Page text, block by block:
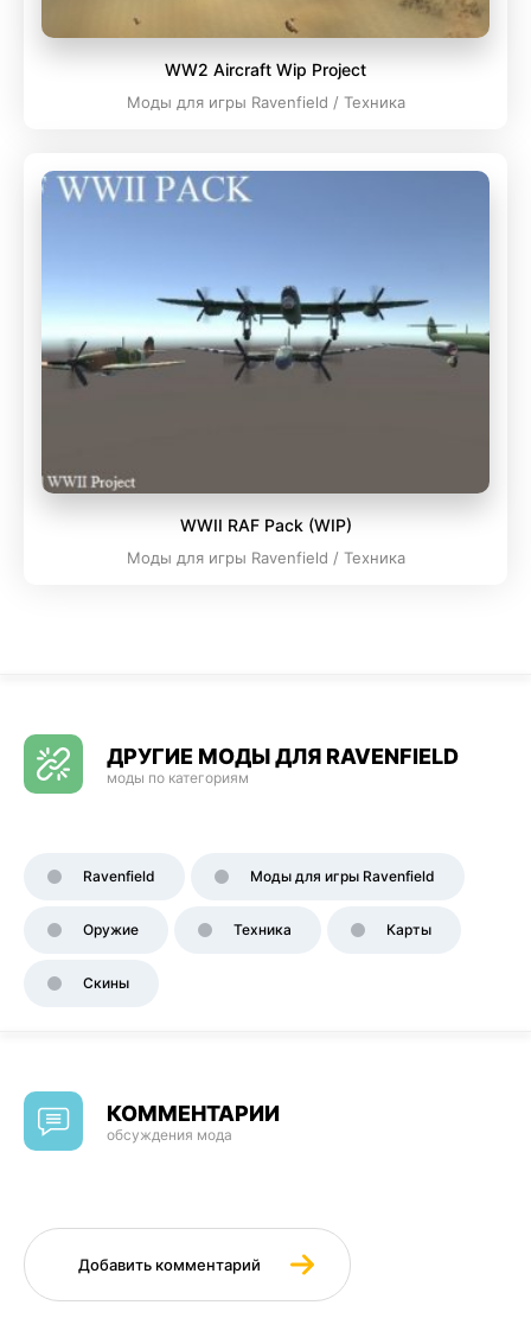
WW2 Aircraft Wip Project
Моды для игры Ravenfield / Техника
WWII RAF Pack (WIP)
Моды для игры Ravenfield / Техника
ДРУГИЕ МОДЫ ДЛЯ RAVENFIELD
моды по категориям
Ravenfield Моды для игры Ravenfield
Оружие Техника Карты
Скины
КОММЕНТАРИИ
обсуждения мода
Добавить комментарий